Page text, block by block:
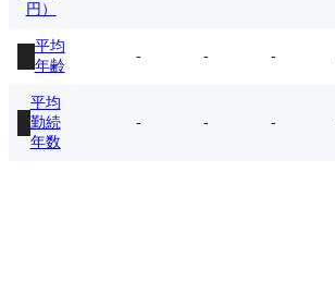
円）
平均
年齢
- - -
平均
勤続
年数
- - -